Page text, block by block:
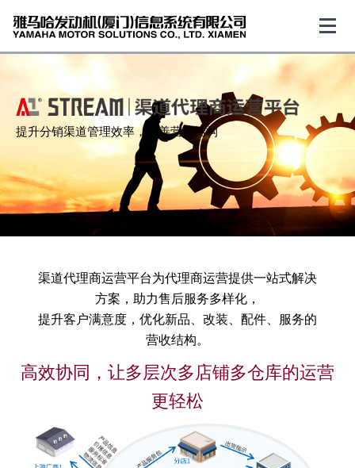
提升分销渠道管理效率，改善营收结构
渠道代理商运营平台为代理商运营提供一站式解决
方案，助力售后服务多样化，
提升客户满意度，优化新品、改装、配件、服务的
营收结构。
高效协同，让多层次多店铺多仓库的运营
更轻松